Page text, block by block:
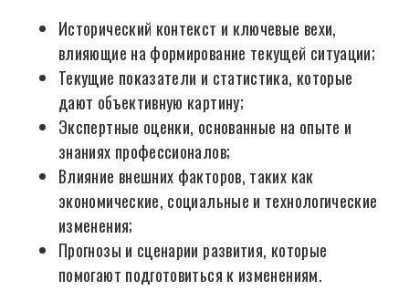
Исторический контекст и ключевые вехи,
влияющие на формирование текущей ситуации;
Текущие показатели и статистика, которые
дают объективную картину;
Экспертные оценки, основанные на опыте и
знаниях профессионалов;
Влияние внешних факторов, таких как
экономические, социальные и технологические
изменения;
Прогнозы и сценарии развития, которые
помогают подготовиться к изменениям.